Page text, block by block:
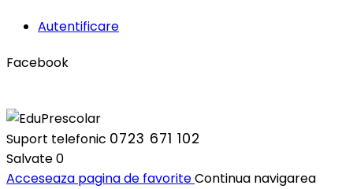
Autentificare
Facebook
Suport telefonic 0723 671 102
Salvate0
Acceseaza pagina de favoriteContinua navigarea